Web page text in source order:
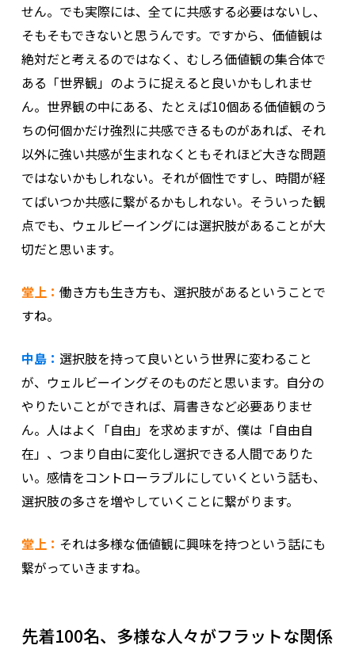
せん。でも実際には、全てに共感する必要はないし、
そもそもできないと思うんです。ですから、価値観は
絶対だと考えるのではなく、むしろ価値観の集合体で
ある「世界観」のように捉えると良いかもしれませ
ん。世界観の中にある、たとえば10個ある価値観のう
ちの何個かだけ強烈に共感できるものがあれば、それ
以外に強い共感が生まれなくともそれほど大きな問題
ではないかもしれない。それが個性ですし、時間が経
てばいつか共感に繋がるかもしれない。そういった観
点でも、ウェルビーイングには選択肢があることが大
切だと思います。
堂上： 働き方も生き方も、選択肢があるということで
すね。
中島： 選択肢を持って良いという世界に変わること
が、ウェルビーイングそのものだと思います。自分の
やりたいことができれば、肩書きなど必要ありませ
ん。人はよく「自由」を求めますが、僕は「自由自
在」、つまり自由に変化し選択できる人間でありた
い。感情をコントローラブルにしていくという話も、
選択肢の多さを増やしていくことに繋がります。
堂上： それは多様な価値観に興味を持つという話にも
繋がっていきますね。
先着100名、多様な人々がフラットな関係